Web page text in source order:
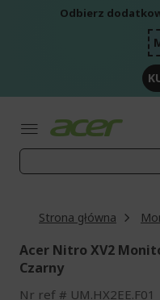
Odbierz
Strona główna
Acer Nitro XV2
Czarny
Nr ref UM.HX2EE.F01